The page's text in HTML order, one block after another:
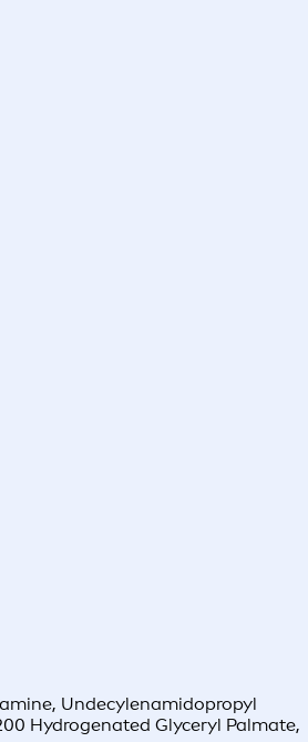
Undecylenamidopropyl
Hydrogenated Glyceryl Palmate,